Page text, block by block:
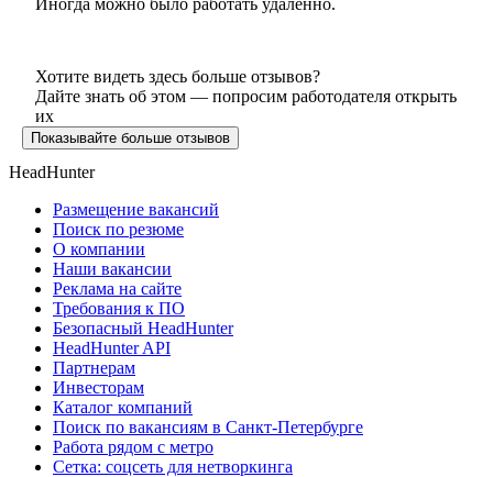
Хотите видеть здесь больше отзывов?
Дайте знать об этом — попросим работодателя открыть
их
Показывайте больше отзывов
HeadHunter
Размещение вакансий
Поиск по резюме
О компании
Наши вакансии
Реклама на сайте
Требования к ПО
Безопасный HeadHunter
HeadHunter API
Партнерам
Инвесторам
Каталог компаний
Поиск по вакансиям в Санкт-Петербурге
Работа рядом с метро
Сетка: соцсеть для нетворкинга